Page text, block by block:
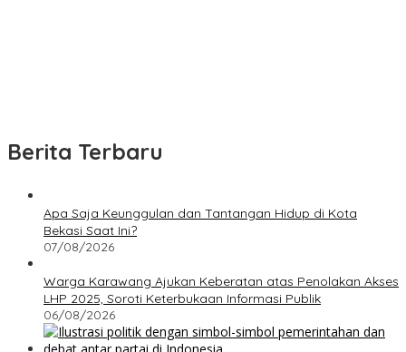
Berita Terbaru
Apa Saja Keunggulan dan Tantangan Hidup di Kota
Bekasi Saat Ini?
07/08/2026
Warga Karawang Ajukan Keberatan atas Penolakan Akses
LHP 2025, Soroti Keterbukaan Informasi Publik
06/08/2026